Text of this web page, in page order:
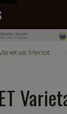
Merlot